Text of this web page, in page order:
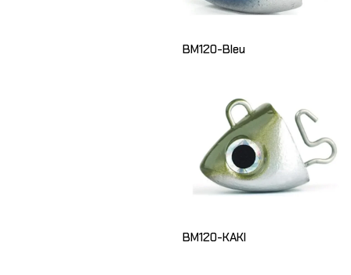
BM120-Bleu
BM120-KAKI